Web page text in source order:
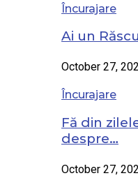
Încurajare
Ai un
October 27,
Încurajare
Fă din
despre…
October 27,